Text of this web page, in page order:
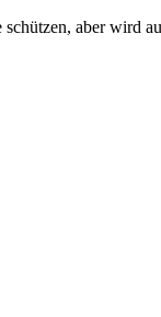
aber wird